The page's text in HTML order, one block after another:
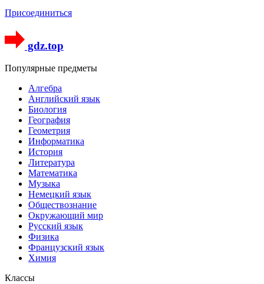
Присоединиться
gdz.top
Популярные предметы
Алгебра
Английский язык
Биология
География
Геометрия
Информатика
История
Литература
Математика
Музыка
Немецкий язык
Обществознание
Окружающий мир
Русский язык
Физика
Французский язык
Химия
Классы